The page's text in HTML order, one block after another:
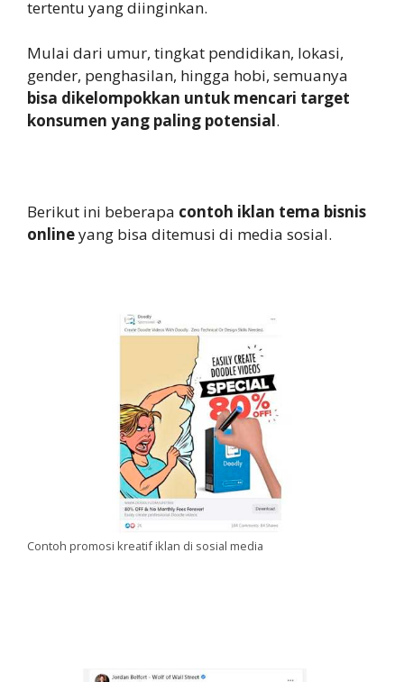
tertentu yang diinginkan.
Mulai dari umur, tingkat pendidikan, lokasi,
gender, penghasilan, hingga hobi, semuanya
bisa dikelompokkan untuk mencari target
konsumen yang paling potensial.
Berikut ini beberapa contoh iklan tema bisnis
onlineyang bisa ditemusi di media sosial.
Contoh promosi kreatif iklan di sosial media